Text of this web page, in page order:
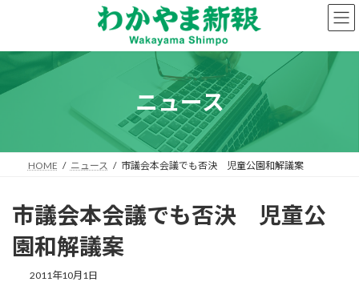
ン
へ
プ
ー
ョ
動
ニュース
HOME ニュース 市議会本会議でも否決 児童公園和解議案
市議会本会議でも否決 児童公
園和解議案
2011年10月1日